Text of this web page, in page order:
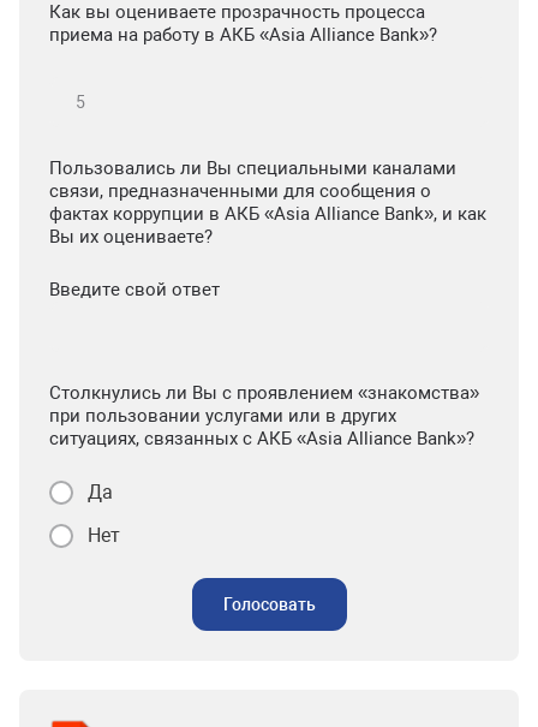
Как вы оцениваете прозрачность процесса
приема на работу в АКБ «Asia Alliance Bank»?
Пользовались ли Вы специальными каналами
связи, предназначенными для сообщения о
фактах коррупции в АКБ «Asia Alliance Bank», и как
Вы их оцениваете?
Введите свой ответ
Столкнулись ли Вы с проявлением «знакомства»
при пользовании услугами или в других
ситуациях, связанных с АКБ «Asia Alliance Bank»?
Да
Нет
Голосовать